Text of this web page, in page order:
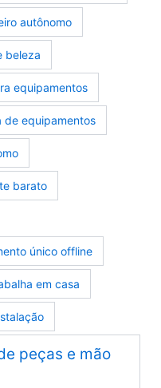
autônomo
beleza
equipamentos
de equipamentos
barato
único offline
em casa
peças e mão